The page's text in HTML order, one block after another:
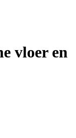
vloer en